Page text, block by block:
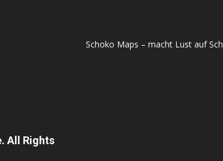
All Rights
Schoko Maps – macht Lust auf